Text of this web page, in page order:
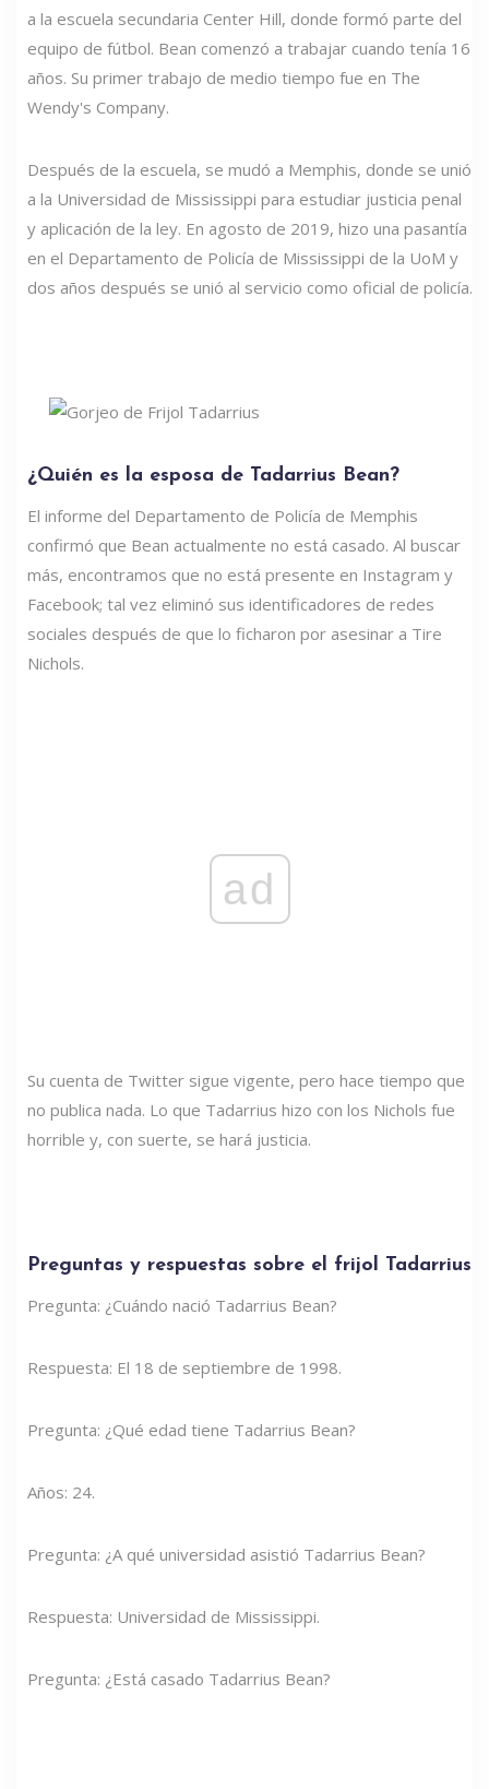
a la escuela secundaria Center Hill, donde formó parte del
equipo de fútbol. Bean comenzó a trabajar cuando tenía 16
años. Su primer trabajo de medio tiempo fue en The
Wendy's Company.
Después de la escuela, se mudó a Memphis, donde se unió
a la Universidad de Mississippi para estudiar justicia penal
y aplicación de la ley. En agosto de 2019, hizo una pasantía
en el Departamento de Policía de Mississippi de la UoM y
dos años después se unió al servicio como oficial de policía.
¿Quién es la esposa de Tadarrius Bean?
El informe del Departamento de Policía de Memphis
confirmó que Bean actualmente no está casado. Al buscar
más, encontramos que no está presente en Instagram y
Facebook; tal vez eliminó sus identificadores de redes
sociales después de que lo ficharon por asesinar a Tire
Nichols.
ad
Su cuenta de Twitter sigue vigente, pero hace tiempo que
no publica nada. Lo que Tadarrius hizo con los Nichols fue
horrible y, con suerte, se hará justicia.
Preguntas y respuestas sobre el frijol Tadarrius
Pregunta: ¿Cuándo nació Tadarrius Bean?
Respuesta: El 18 de septiembre de 1998.
Pregunta: ¿Qué edad tiene Tadarrius Bean?
Años: 24.
Pregunta: ¿A qué universidad asistió Tadarrius Bean?
Respuesta: Universidad de Mississippi.
Pregunta: ¿Está casado Tadarrius Bean?